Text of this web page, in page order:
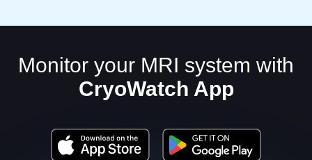
Monitor your MRI system with
CryoWatch App